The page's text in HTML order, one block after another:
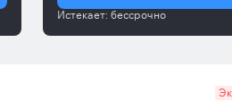
Истекает: бессрочно